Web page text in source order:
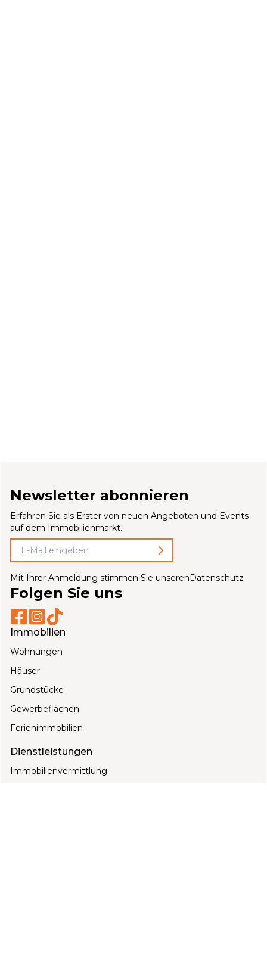
Newsletter abonnieren
Erfahren Sie als Erster von neuen Angeboten und Events
auf dem Immobilienmarkt.
Mit Ihrer Anmeldung stimmen Sie unserenDatenschutz
Folgen Sie uns
Immobilien
Wohnungen
Häuser
Grundstücke
Gewerbeflächen
Ferienimmobilien
Dienstleistungen
Immobilienvermittlung